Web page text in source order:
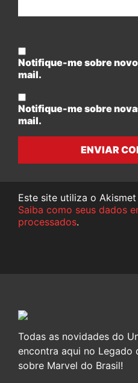
Notifique-me sobre
mail.
Notifique-me sobre
mail.
ENVIAR
Este site utiliza o
Saiba como seus dados
processados.
Todas as novidades do
encontra aqui no Legado
sobre Marvel do Brasil!